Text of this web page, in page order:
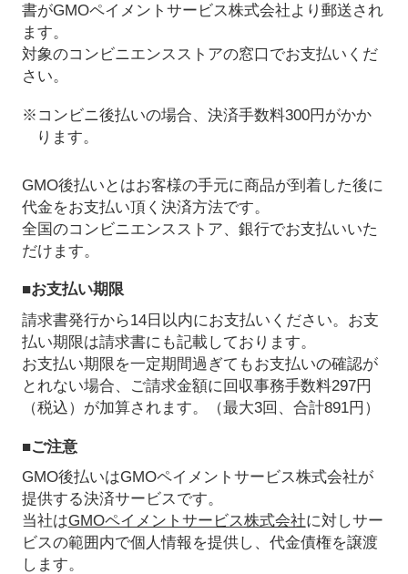
書がGMOペイメントサービス株式会社より郵送され
ます。
対象のコンビニエンスストアの窓口でお支払いくだ
さい。
※コンビニ後払いの場合、決済手数料300円がかか
ります。
GMO後払いとはお客様の手元に商品が到着した後に
代金をお支払い頂く決済方法です。
全国のコンビニエンスストア、銀行でお支払いいた
だけます。
■お支払い期限
請求書発行から14日以内にお支払いください。お支
払い期限は請求書にも記載しております。
お支払い期限を一定期間過ぎてもお支払いの確認が
とれない場合、ご請求金額に回収事務手数料297円
（税込）が加算されます。（最大3回、合計891円）
■ご注意
GMO後払いはGMOペイメントサービス株式会社が
提供する決済サービスです。
当社はGMOペイメントサービス株式会社に対しサー
ビスの範囲内で個人情報を提供し、代金債権を譲渡
します。